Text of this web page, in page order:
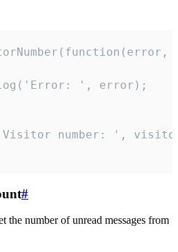
', error);
number: ',
#
the number of unread messages from